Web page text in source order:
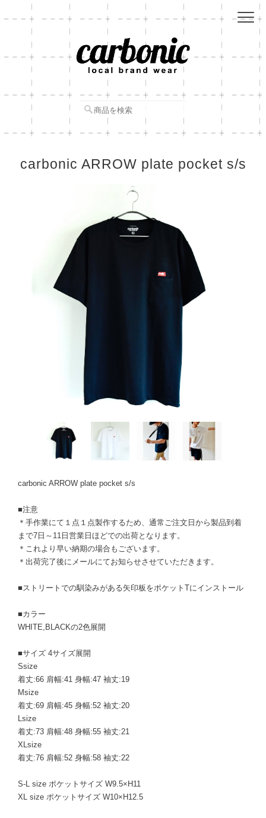
carbonic ARROW plate pocket s/s
carbonic ARROW plate pocket s/s
■注意
＊手作業にて１点１点製作するため、通常ご注文日から製品到着
まで7日～11日営業日ほどでの出荷となります。
＊これより早い納期の場合もございます。
＊出荷完了後にメールにてお知らせさせていただきます。
■ストリートでの馴染みがある矢印板をポケットTにインストール
■カラー
WHITE,BLACKの2色展開
■サイズ 4サイズ展開
Ssize
着丈:66 肩幅:41 身幅:47 袖丈:19
Msize
着丈:69 肩幅:45 身幅:52 袖丈:20
Lsize
着丈:73 肩幅:48 身幅:55 袖丈:21
XLsize
着丈:76 肩幅:52 身幅:58 袖丈:22
S-L size ポケットサイズ W9.5×H11
XL size ポケットサイズ W10×H12.5